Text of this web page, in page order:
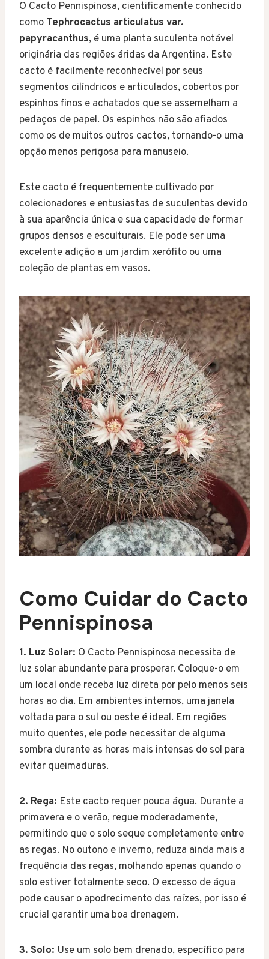
O Cacto Pennispinosa, cientificamente conhecido
como Tephrocactus articulatus var.
papyracanthus, é uma planta suculenta notável
originária das regiões áridas da Argentina. Este
cacto é facilmente reconhecível por seus
segmentos cilíndricos e articulados, cobertos por
espinhos finos e achatados que se assemelham a
pedaços de papel. Os espinhos não são afiados
como os de muitos outros cactos, tornando-o uma
opção menos perigosa para manuseio.
Este cacto é frequentemente cultivado por
colecionadores e entusiastas de suculentas devido
à sua aparência única e sua capacidade de formar
grupos densos e esculturais. Ele pode ser uma
excelente adição a um jardim xerófito ou uma
coleção de plantas em vasos.
Como Cuidar do Cacto
Pennispinosa
1. Luz Solar: O Cacto Pennispinosa necessita de
luz solar abundante para prosperar. Coloque-o em
um local onde receba luz direta por pelo menos seis
horas ao dia. Em ambientes internos, uma janela
voltada para o sul ou oeste é ideal. Em regiões
muito quentes, ele pode necessitar de alguma
sombra durante as horas mais intensas do sol para
evitar queimaduras.
2. Rega: Este cacto requer pouca água. Durante a
primavera e o verão, regue moderadamente,
permitindo que o solo seque completamente entre
as regas. No outono e inverno, reduza ainda mais a
frequência das regas, molhando apenas quando o
solo estiver totalmente seco. O excesso de água
pode causar o apodrecimento das raízes, por isso é
crucial garantir uma boa drenagem.
3. Solo: Use um solo bem drenado, específico para